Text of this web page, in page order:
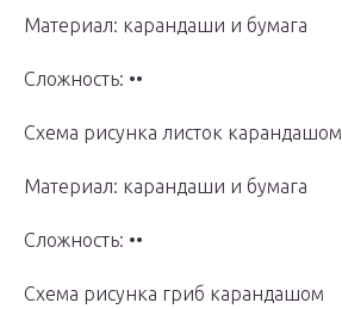
Материал: карандаши и бумага
Сложность: ••
Схема рисунка листок карандашом
Материал: карандаши и бумага
Сложность: ••
Схема рисунка гриб карандашом